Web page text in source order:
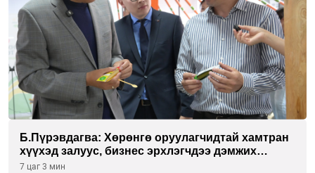
Б.Пүрэвдагва: Хөрөнгө оруулагчидтай хамтран
хүүхэд залуус, бизнес эрхлэгчдээ дэмжих
инкубатор төвүүдийг хотын захын
7 цаг 3 мин